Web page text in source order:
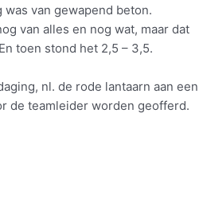
van gewapend beton.
van alles en nog wat, maar dat
toen stond het 2,5 – 3,5.
nl. de rode lantaarn aan een
de teamleider worden geofferd.